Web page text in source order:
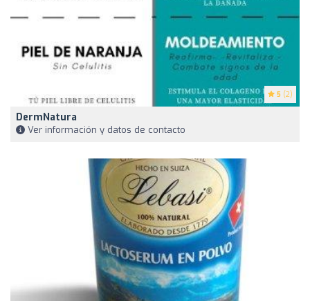
5 (2)
DermNatura
Ver información y datos de contacto